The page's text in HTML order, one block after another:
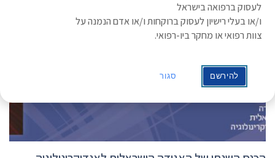
לעסוק ברפואה בישראל
ו/או בעלי רישיון לעסוק ברוקחות ו/או אדם הנמנה על
צוות רפואי או מחקר ביו-רפואי.
להירשם סגור